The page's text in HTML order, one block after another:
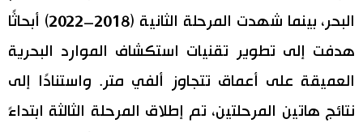
البحر، بينما شهدت المرحلة الثانية (2018–2022) أبحاثًا
هدفت إلى تطوير تقنيات استكشاف الموارد البحرية
العميقة على أعماق تتجاوز ألفي متر. واستنادًا إلى
نتائج هاتين المرحلتين، تم إطلاق المرحلة الثالثة ابتداءً